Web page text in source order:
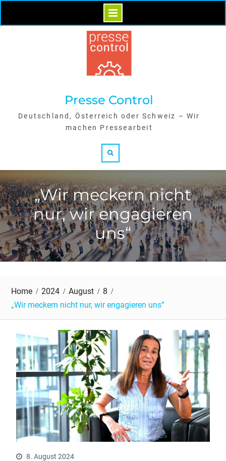
Skip
Presse Control
Deutschland, Österreich oder Schweiz – Wir
machen Pressearbeit
„Wir meckern nicht
nur, wir engagieren
uns“
Home 2024 August
8
„Wir meckern nicht nur, wir engagieren uns“
8. August 2024